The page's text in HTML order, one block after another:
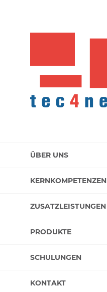
ÜBER UNS
KERNKOMPETENZEN
ZUSATZLEISTUNGEN
PRODUKTE
SCHULUNGEN
KONTAKT